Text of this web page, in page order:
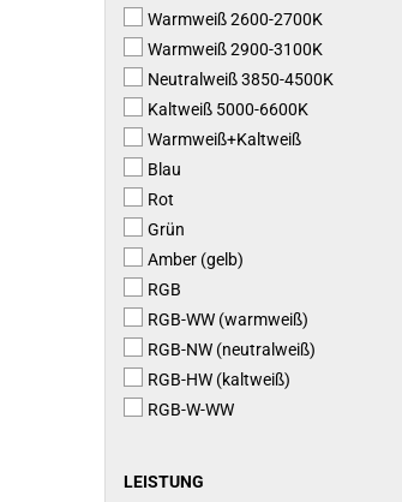
Warmweiß 2600-2700K
Warmweiß 2900-3100K
Neutralweiß 3850-4500K
Kaltweiß 5000-6600K
Warmweiß+Kaltweiß
Blau
Rot
Grün
Amber (gelb)
RGB
RGB-WW (warmweiß)
RGB-NW (neutralweiß)
RGB-HW (kaltweiß)
RGB-W-WW
LEISTUNG
LEISTUNG